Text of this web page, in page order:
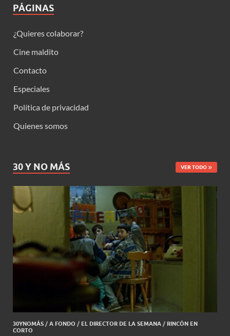
PÁGINAS
¿Quieres colaborar?
Cine maldito
Contacto
Especiales
Política de privacidad
Quienes somos
30 Y NO MÁS VER TODO
30YNOMÁS / A FONDO / EL DIRECTOR DE LA SEMANA / RINCÓN EN
CORTO